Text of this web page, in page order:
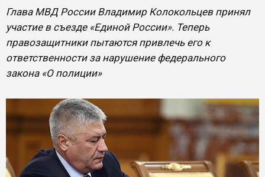
Глава МВД России Владимир Колокольцев принял
участие в съезде «Единой России». Теперь
правозащитники пытаются привлечь его к
ответственности за нарушение федерального
закона «О полиции»